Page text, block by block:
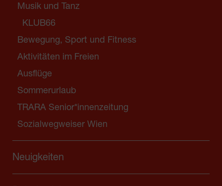
Musik und Tanz
KLUB66
Bewegung, Sport und Fitness
Aktivitäten im Freien
Ausflüge
Sommerurlaub
TRARA Senior*innenzeitung
Sozialwegweiser Wien
Neuigkeiten